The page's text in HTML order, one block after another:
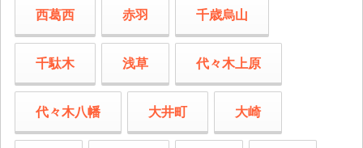
西葛西 赤羽 千歳烏山
千駄木 浅草 代々木上原
代々木八幡 大井町 大崎